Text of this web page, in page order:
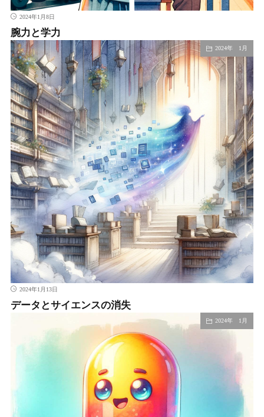
2024年1月8日
腕力と学力
2024年 1月
2024年1月13日
データとサイエンスの消失
2024年 1月